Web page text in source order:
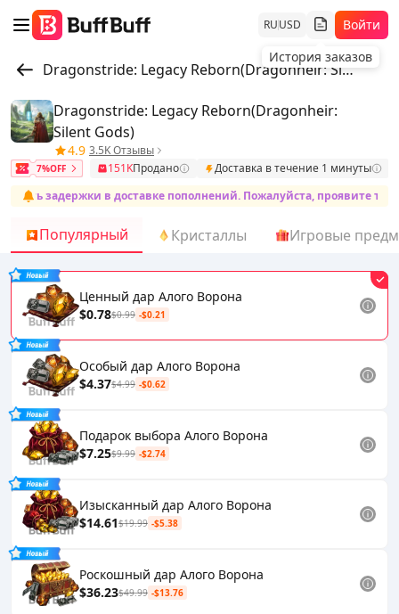
RUUSD
История заказов
Войти
Dragonstride: Legacy Reborn(Dragonheir: Silent Gods)
Dragonstride: Legacy Reborn(Dragonheir:
Silent Gods)
4.9 3.5K Отзывы
7%OFF 151KПродано
Доставка в течение 1 минуты
задержки в доставке пополнений. Пожалуйста, проявите
Популярный Кристаллы Игровые
Ценный дар Алого Ворона
$0.78$0.99 -$0.21
Особый дар Алого Ворона
$4.37$4.99 -$0.62
Подарок выбора Алого Ворона
$7.25$9.99 -$2.74
Изысканный дар Алого Ворона
$14.61$19.99 -$5.38
Роскошный дар Алого Ворона
$36.23$49.99 -$13.76